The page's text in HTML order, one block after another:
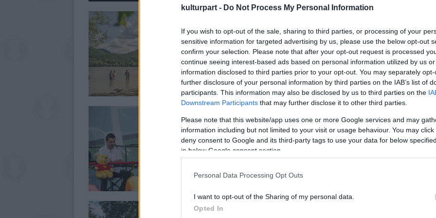
kulturpart - Do Not Process My Personal Information
If you wish to opt-out of the sale, sharing to third parties, or processing of your
sensitive information for targeted advertising by us, please use the below opt-out
confirm your selection. Please note that after your opt-out request is processed
continue seeing interest-based ads based on personal information utilized by us
information disclosed to third parties prior to your opt-out. You may separately
further disclosure of your personal information by third parties on the IAB’s list of
participants. This information may also be disclosed by us to third parties on the
Downstream Participants that may further disclose it to other third parties.
Please note that this website/app uses one or more Google services and may
information including but not limited to your visit or usage behaviour. You may
deny consent to Google and its third-party tags to use your data for below
in below Google consent section.
Personal Data Processing Opt Outs
I want to opt-out of the Sharing of my personal data.
Opted In
ünnep a Dunakanyar szívében
2025. 06. 10.|Kultúrpart
Július 2-5. között VéNégy Fesztivál és Színházi Találkozó
Nagymaroson, ahol színház, zene, sport, workshopok és
különleges élmények gazdagítják a nyárindító kulturális
kavalkádot.
tovább
vakáció
2025. 06. 02.|Kultúrpart
Rendhagyó koncertek, népszerű előadók, interaktív
előadások, cirkuszi forgatag, zsonglőrök, cserkészek,
kedvencek töltik meg a Hajógyári-szigetet.